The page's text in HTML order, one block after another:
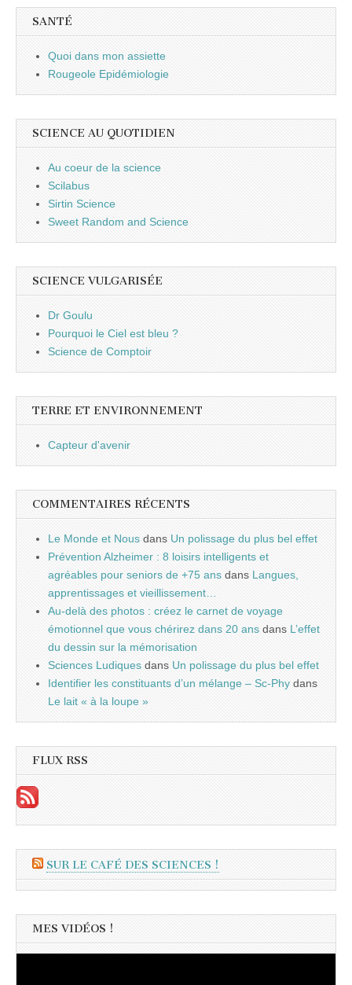
SANTÉ
Quoi dans mon assiette
Rougeole Epidémiologie
SCIENCE AU QUOTIDIEN
Au coeur de la science
Scilabus
Sirtin Science
Sweet Random and Science
SCIENCE VULGARISÉE
Dr Goulu
Pourquoi le Ciel est bleu ?
Science de Comptoir
TERRE ET ENVIRONNEMENT
Capteur d'avenir
COMMENTAIRES RÉCENTS
Le Monde et Nous dans Un polissage du plus bel effet
Prévention Alzheimer : 8 loisirs intelligents et
agréables pour seniors de +75 ans dans Langues,
apprentissages et vieillissement…
Au-delà des photos : créez le carnet de voyage
émotionnel que vous chérirez dans 20 ans dans L’effet
du dessin sur la mémorisation
Sciences Ludiques dans Un polissage du plus bel effet
Identifier les constituants d’un mélange – Sc-Phy dans
Le lait « à la loupe »
FLUX RSS
SUR LE CAFÉ DES SCIENCES !
MES VIDÉOS !